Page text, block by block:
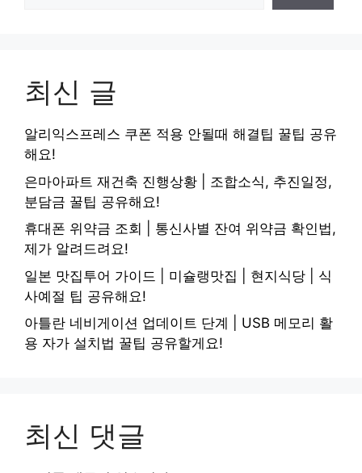
최신 글
알리익스프레스 쿠폰 적용 안될때 해결팁 꿀팁 공유
해요!
은마아파트 재건축 진행상황 | 조합소식, 추진일정,
분담금 꿀팁 공유해요!
휴대폰 위약금 조회 | 통신사별 잔여 위약금 확인법,
제가 알려드려요!
일본 맛집투어 가이드 | 미슐랭맛집 | 현지식당 | 식
사예절 팁 공유해요!
아틀란 네비게이션 업데이트 단계 | USB 메모리 활
용 자가 설치법 꿀팁 공유할게요!
최신 댓글